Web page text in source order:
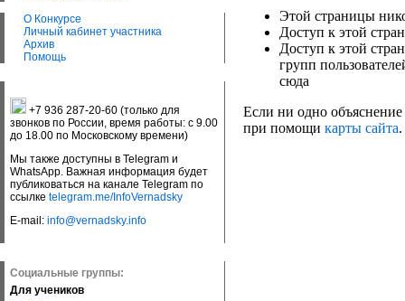
О Конкурсе
Личный кабинет участника
Архив
Помощь
+7 936 287-20-60 (только для
звонков по России, время работы: с 9.00
до 18.00 по Московскому времени)
Мы также доступны в Telegram и
WhatsApp. Важная информация будет
публиковаться на канале Telegram по
ссылке telegram.me/InfoVernadsky
E-mail: info@vernadsky.info
Социальные группы:
Для учеников
Этой страницы
Доступ к этой
Доступ к этой
групп
сюда
Если ни одно объяснение
при помощи карты сайта.